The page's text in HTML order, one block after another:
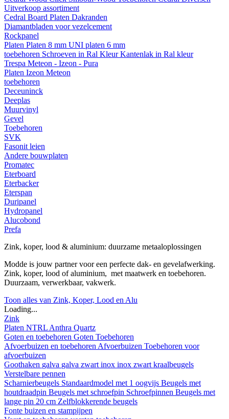
Uitverkoop assortiment
Cedral Board Platen Dakranden
Diamantbladen voor vezelcement
Rockpanel
Platen Platen 8 mm UNI platen 6 mm
toebehoren Schroeven in Ral KleurKantenlak in Ral kleur
Trespa Meteon - Izeon - Pura
Platen Izeon Meteon
toebehoren
Deceuninck
Deeplas
Muurvinyl
Gevel
Toebehoren
SVK
Fasonit leien
Andere bouwplaten
Promatec
Eterboard
Eterbacker
Eterspan
Duripanel
Hydropanel
Alucobond
Prefa
Zink, koper, lood & aluminium: duurzame metaaloplossingen
Modde is jouw partner voor een perfecte dak- en gevelafwerking.
Zink, koper, lood of aluminium, met maatwerk en toebehoren.
Duurzaam, verwerkbaar, vakwerk.
Toon alles van Zink, Koper, Lood en Alu
Loading...
Zink
Platen NTRL Anthra Quartz
Goten en toebehoren Goten Toebehoren
Afvoerbuizen en toebehoren Afvoerbuizen Toebehoren voor
afvoerbuizen
Goothaken galva galva zwart inox inox zwart kraalbeugels
Verstelbare pennen
Scharnierbeugels Standaardmodel met 1 oogvijs Beugels met
houtdraadpin Beugels met schroefpin Schroefpinnen Beugels met
lange pin 20 cm Zelfblokkerende beugels
Fonte buizen en stampijpen